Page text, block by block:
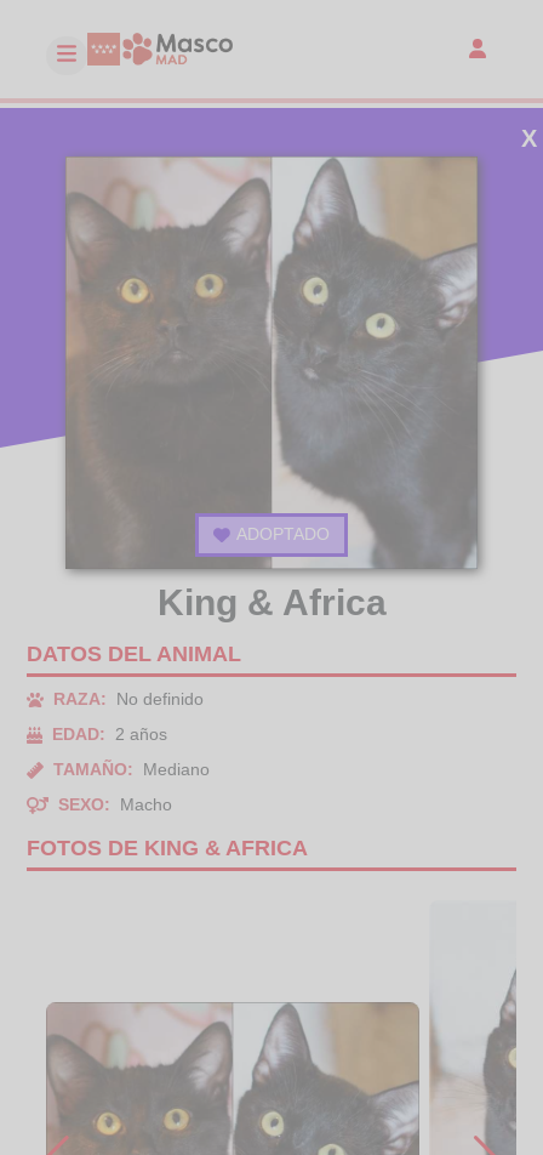
ADOPTADO
X
King & Africa
DATOS DEL ANIMAL
RAZA:
No definido
EDAD:
2 años
TAMAÑO:
Mediano
SEXO:
Macho
FOTOS DE KING & AFRICA